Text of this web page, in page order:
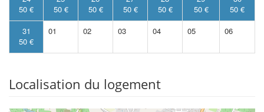
50 €
50 €
50 €
50 €
50 €
50 €
50 €
31
50 €
01 02 03 04 05 06
Localisation du logement